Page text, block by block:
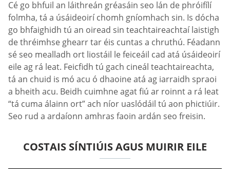
Cé go bhfuil an láithreán gréasáin seo lán de phróifílí
folmha, tá a úsáideoirí chomh gníomhach sin. Is dócha
go bhfaighidh tú an oiread sin teachtaireachtaí laistigh
de thréimhse ghearr tar éis cuntas a chruthú. Féadann
sé seo mealladh ort liostáil le feiceáil cad atá úsáideoirí
eile ag rá leat. Feicfidh tú gach cineál teachtaireachta,
tá an chuid is mó acu ó dhaoine atá ag iarraidh spraoi
a bheith acu. Beidh cuimhne agat fiú ar roinnt a rá leat
“tá cuma álainn ort” ach níor uaslódáil tú aon phictiúir.
Seo rud a ardaíonn amhras faoin ardán seo freisin.
COSTAIS SÍNTIÚIS AGUS MUIRIR EILE